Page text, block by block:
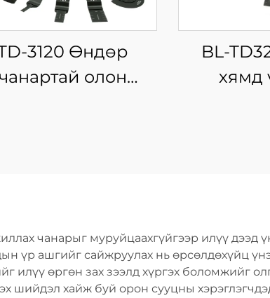
3120 Өндөр
чанартай олон
BL-
хямд
чанарыг муруйцаахгүйгээр илүү дээд
үр ашгийг сайжруулах нь өрсөлдөхүйц
илүү өргөн зах зээлд хүргэх боломжийг
шийдэл хайж буй орон сууцны